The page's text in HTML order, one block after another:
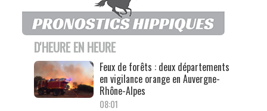
D'HEURE EN HEURE
Feux de forêts : deux départements
en vigilance orange en Auvergne-
Rhône-Alpes
08:01